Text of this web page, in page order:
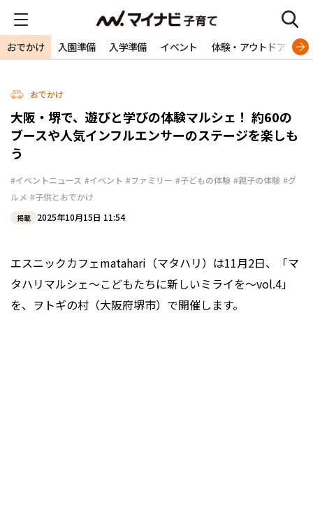
おでかけ 入園準備 入学準備 イベント 体験・アウトドア 旅
おでかけ
大阪・堺で、遊びと学びの体験マルシェ！ 約60の
ブースや人気インフルエンサーのステージを楽しも
う
#イベントニュース #イベント #ファミリー #子どもの体験 #親子の体験 #グ
ルメ #子供とおでかけ
掲載 2025年10月15日 11:54
エスニックカフェmatahari（マタハリ）は11月2日、「マ
タハリマルシェ～こどもたちに新しいミライを～vol.4」
を、ヲトギの村（大阪府堺市）で開催します。